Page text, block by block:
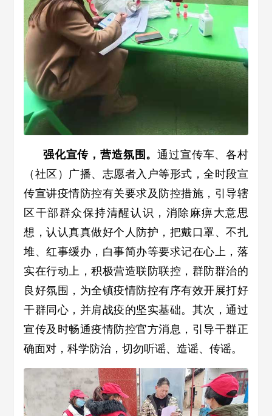
强化宣传，营造氛围。通过宣传车、各村
（社区）广播、志愿者入户等形式，全时段宣
传宣讲疫情防控有关要求及防控措施，引导辖
区干部群众保持清醒认识，消除麻痹大意思
想，认认真真做好个人防护，把戴口罩、不扎
堆、红事缓办，白事简办等要求记在心上，落
实在行动上，积极营造联防联控，群防群治的
良好氛围，为全镇疫情防控有序有效开展打好
干群同心，并肩战疫的坚实基础。其次，通过
宣传及时畅通疫情防控官方消息，引导干群正
确面对，科学防治，切勿听谣、造谣、传谣。